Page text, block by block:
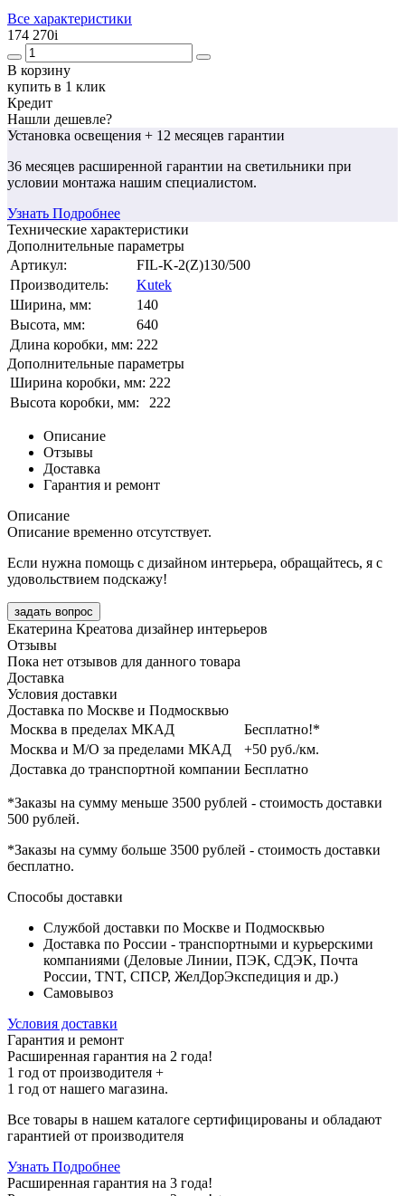
Все характеристики
174 270i
В корзину
купить в 1 клик
Кредит
Нашли дешевле?
Установка освещения + 12 месяцев гарантии
36 месяцев расширенной гарантии на светильники при
условии монтажа нашим специалистом.
Узнать Подробнее
Технические характеристики
Дополнительные параметры
Артикул:
FIL-K-2(Z)130/500
Производитель:
Kutek
Ширина, мм:
140
Высота, мм:
640
Длина коробки, мм: 222
Дополнительные параметры
Ширина коробки, мм: 222
Высота коробки, мм:
222
Описание
Отзывы
Доставка
Гарантия и ремонт
Описание
Описание временно отсутствует.
Если нужна помощь с дизайном интерьера, обращайтесь, я с
удовольствием подскажу!
задать вопрос
Екатерина Креатова дизайнер интерьеров
Отзывы
Пока нет отзывов для данного товара
Доставка
Условия доставки
Доставка по Москве и Подмосквью
Москва в пределах МКАД
Бесплатно!*
Москва и М/О за пределами МКАД
+50 руб./км.
Доставка до транспортной компании Бесплатно
*Заказы на сумму меньше 3500 рублей - стоимость доставки
500 рублей.
*Заказы на сумму больше 3500 рублей - стоимость доставки
бесплатно.
Способы доставки
Службой доставки по Москве и Подмосквью
Доставка по России - транспортными и курьерскими
компаниями (Деловые Линии, ПЭК, СДЭК, Почта
России, TNT, СПСР, ЖелДорЭкспедиция и др.)
Самовывоз
Условия доставки
Гарантия и ремонт
Расширенная гарантия на 2 года!
1 год от производителя +
1 год от нашего магазина.
Все товары в нашем каталоге сертифицированы и обладают
гарантией от производителя
Узнать Подробнее
Расширенная гарантия на 3 года!